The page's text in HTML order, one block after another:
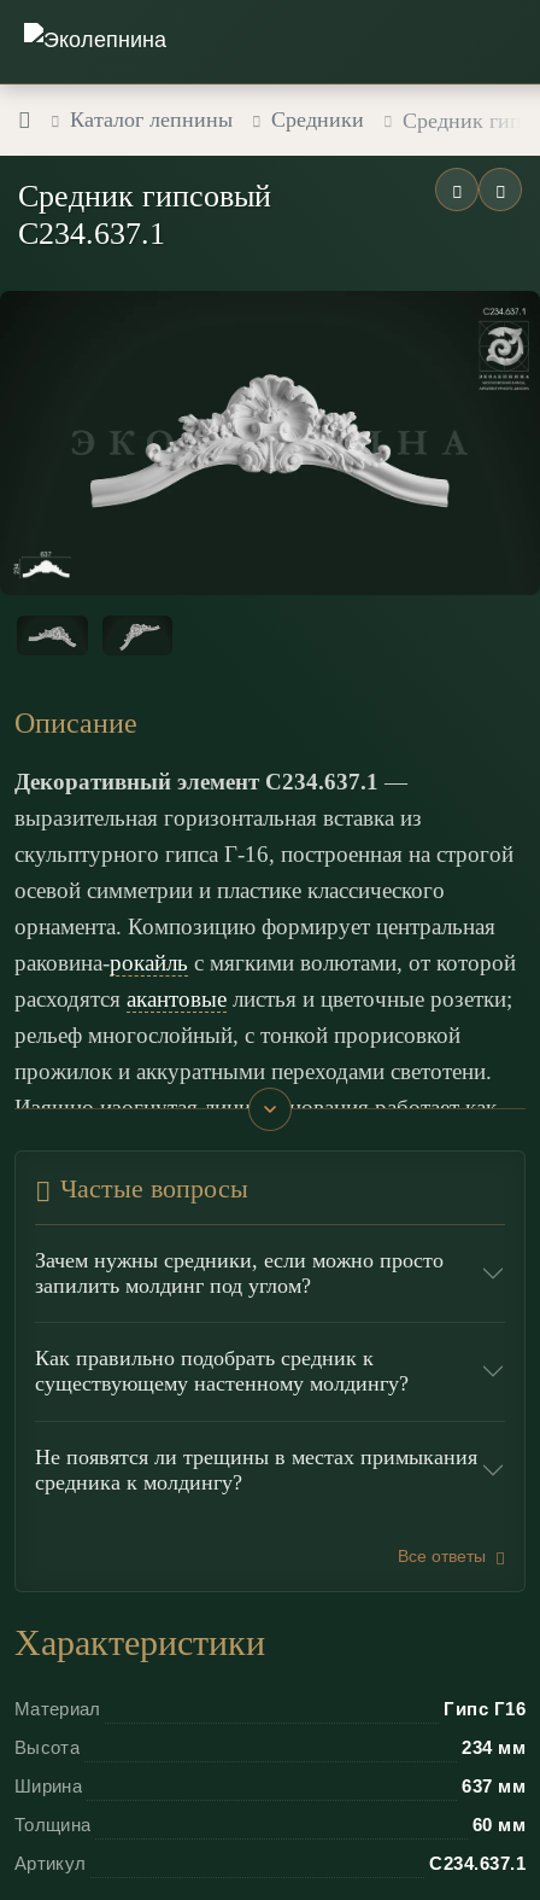
Каталог лепнины Средники Средник
Средник гипсовый
С234.637.1
Описание
Декоративный элемент С234.637.1 —
выразительная горизонтальная вставка из
скульптурного гипса Г-16, построенная на строгой
осевой симметрии и пластике классического
орнамента. Композицию формирует центральная
раковина-рокайль с мягкими волютами, от которой
расходятся акантовые листья и цветочные розетки;
рельеф многослойный, с тонкой прорисовкой
прожилок и аккуратными переходами светотени.
Изящно изогнутая линия основания работает как
торжественный, архитектурно цельный силуэт.
в классических интерьерах: его используют как
рамки для декора панелей ( буазери), в композициях
над порталом и в зонедесюдепорта, а также для
Благодаря ярко выраженной горизонтали деталь
красиво связывает плоскости стены, усиливает ритм
Преимущества декоративных вставок
«ЭКОЛЕПНИНА»
Ювелирная детализация:гипс Г-16 позволяет
создавать тончайшие элементы (стебли,
тычинки), недоступные в пенопласте;
Универсальность:подходит для стен,
потолков;
Частые вопросы
Зачем нужны средники, если можно просто
запилить молдинг под углом?
Как правильно подобрать средник к
существующему настенному молдингу?
Не появятся ли трещины в местах примыкания
средника к молдингу?
Все ответы
Характеристики
Материал
Гипс Г16
Высота
234 мм
Ширина
637 мм
Толщина
60 мм
Артикул
С234.637.1